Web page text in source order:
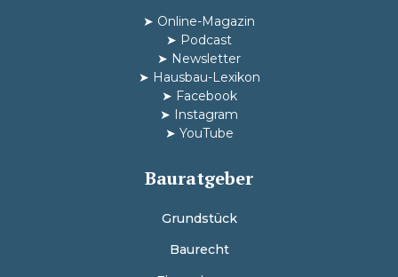
➤ Online-Magazin
➤ Podcast
➤ Newsletter
➤ Hausbau-Lexikon
➤ Facebook
➤ Instagram
➤ YouTube
Bauratgeber
Grundstück
Baurecht